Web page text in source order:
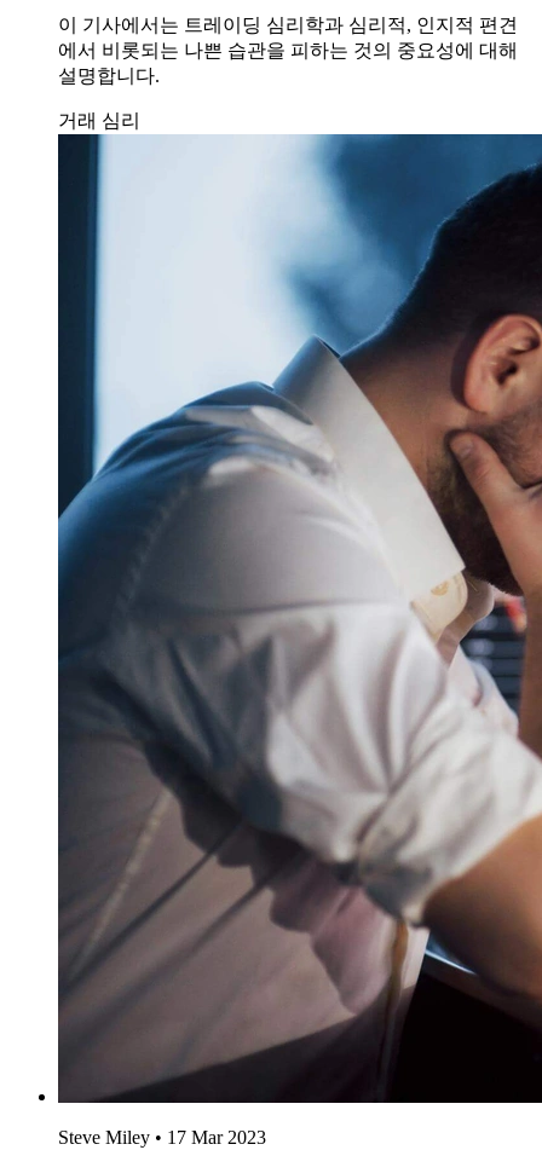
이 기사에서는 트레이딩 심리학과 심리적, 인지적 편견
에서 비롯되는 나쁜 습관을 피하는 것의 중요성에 대해
설명합니다.
거래 심리
Steve Miley • 17 Mar 2023